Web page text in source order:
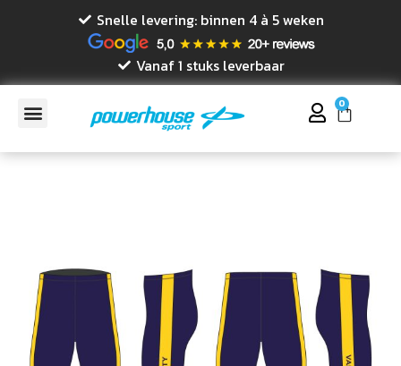
Snelle levering: binnen 4 à 5 weken
Vanaf 1 stuks leverbaar
0